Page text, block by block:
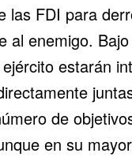
las FDI para
al enemigo.
estarán
de
en su